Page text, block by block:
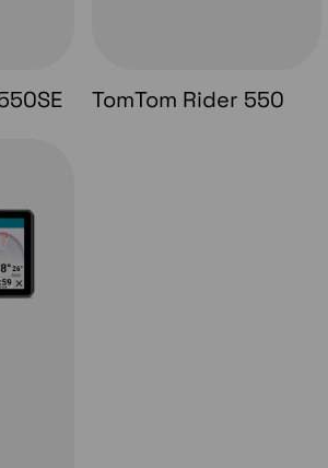
TomTom Rider 550